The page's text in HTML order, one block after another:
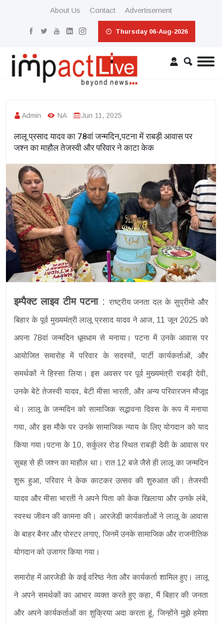
About Us Contact Advertisement
Thursday 06-Aug-2026
Admin NA Jun 11, 2025
लालू प्रसाद यादव का 78वां जन्मदिन,पटना में राबड़ी आवास पर
जश्न का माहौल तेजस्वी और परिवार ने काटा केक
इम्पैक्ट लाइव टीम पटना: राष्ट्रीय जनता दल के सुप्रीमो और
बिहार के पूर्व मुख्यमंत्री लालू प्रसाद यादव ने आज, 11 जून 2025 को
अपना 78वां जन्मदिन धूमधाम से मनाया। पटना में उनके आवास पर
आयोजित समारोह में परिवार के सदस्यों, पार्टी कार्यकर्ताओं, और
समर्थकों ने हिस्सा लिया। इस अवसर पर पूर्व मुख्यमंत्री राबड़ी देवी,
उनके बेटे तेजस्वी यादव, बेटी मीसा भारती, और अन्य परिवारजन मौजूद
थे। लालू के जन्मदिन को सामाजिक सद्भावना दिवस के रूप में मनाया
गया, और इस मौके पर उनके सामाजिक न्याय के लिए योगदान को याद
किया गया।पटना के 10, सर्कुलर रोड स्थित राबड़ी देवी के आवास पर
सुबह से ही जश्न का माहौल था। रात 12 बजे जैसे ही लालू का जन्मदिन
शुरू हुआ, परिवार ने केक काटकर उत्सव की शुरुआत की। तेजस्वी
यादव और मीसा भारती ने अपने पिता को केक खिलाया और उनके लंबे,
स्वस्थ जीवन की कामना की। आरजेडी कार्यकर्ताओं ने लालू के आवास
के बाहर बैनर और पोस्टर लगाए, जिनमें उनके सामाजिक और राजनीतिक
योगदान को उजागर किया गया।
समारोह में आरजेडी के कई वरिष्ठ नेता और कार्यकर्ता शामिल हुए। लालू
ने अपने समर्थकों का आभार व्यक्त करते हुए कहा, मैं बिहार की जनता
और अपने कार्यकर्ताओं का शुक्रिया अदा करता हूं, जिन्होंने मुझे हमेशा